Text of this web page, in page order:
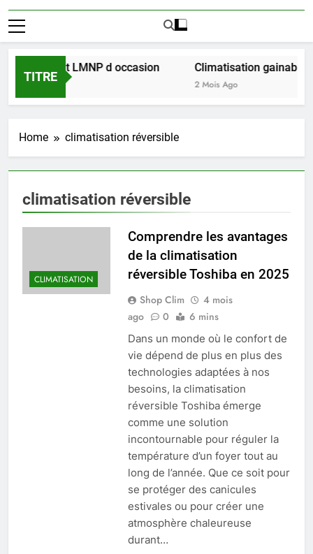
TITRE
l achat LMNP d occasion Climatisation gainable
2 Mois Ago
Home climatisation réversible
climatisation réversible
CLIMATISATION
Comprendre les avantages
de la climatisation
réversible Toshiba en 2025
Shop Clim
4 mois
ago
0 6 mins
Dans un monde où le confort de
vie dépend de plus en plus des
technologies adaptées à nos
besoins, la climatisation
réversible Toshiba émerge
comme une solution
incontournable pour réguler la
température d’un foyer tout au
long de l’année. Que ce soit pour
se protéger des canicules
estivales ou pour créer une
atmosphère chaleureuse
durant…